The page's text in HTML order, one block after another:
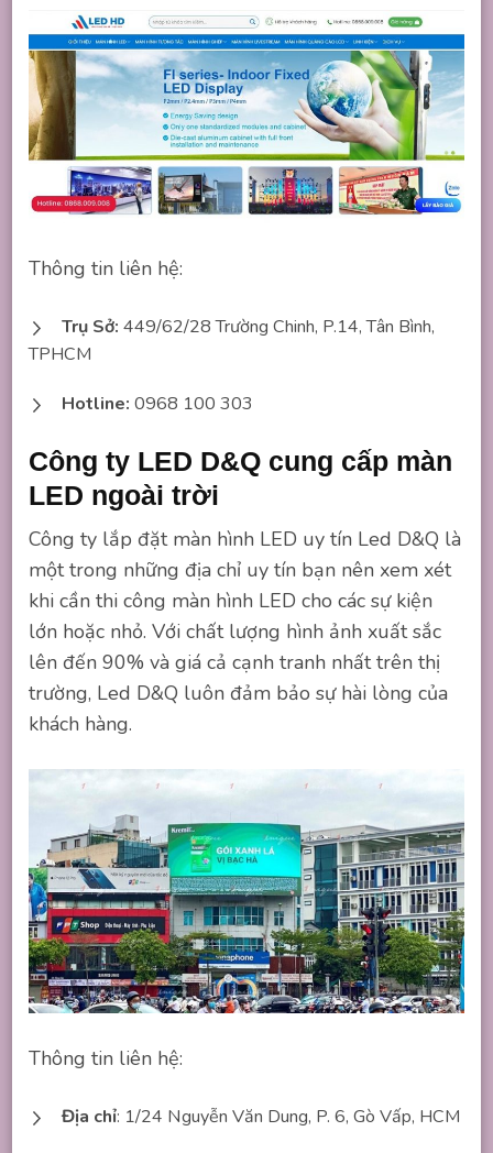
Thông tin liên hệ:
Trụ Sở: 449/62/28 Trường Chinh, P.14, Tân Bình,
TPHCM
Hotline: 0968 100 303
Công ty LED D&Q cung cấp màn
LED ngoài trời
Công ty lắp đặt màn hình LED uy tín Led D&Q là
một trong những địa chỉ uy tín bạn nên xem xét
khi cần thi công màn hình LED cho các sự kiện
lớn hoặc nhỏ. Với chất lượng hình ảnh xuất sắc
lên đến 90% và giá cả cạnh tranh nhất trên thị
trường, Led D&Q luôn đảm bảo sự hài lòng của
khách hàng.
Thông tin liên hệ:
Địa chỉ: 1/24 Nguyễn Văn Dung, P. 6, Gò Vấp, HCM